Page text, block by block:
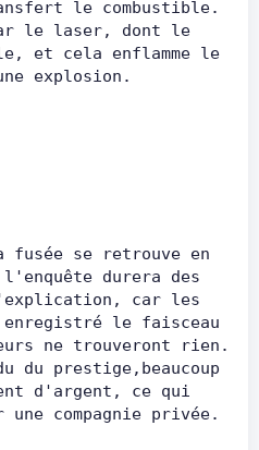
le combustible.
le laser, dont le
et cela enflamme le
une explosion.
se retrouve en
durera des
car les
enregistré le faisceau
ne trouveront rien.
du prestige,beaucoup
d'argent, ce qui